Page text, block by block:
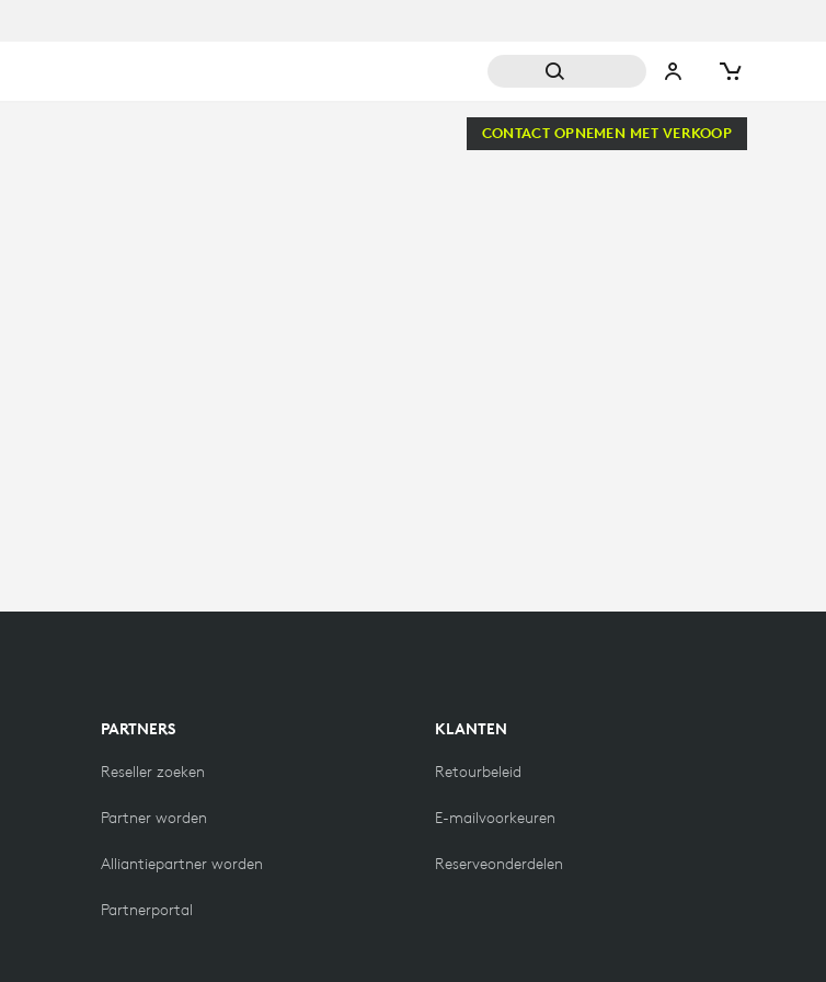
CONTACT OPNEMEN MET VERKOOP
PARTNERS
Reseller zoeken
Partner worden
Alliantiepartner worden
Partnerportal
KLANTEN
Retourbeleid
E-mailvoorkeuren
Reserveonderdelen